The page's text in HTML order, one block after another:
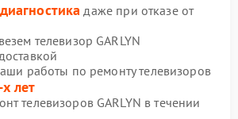
даже при отказе от
телевизор GARLYN
работы по ремонту телевизоров
лет
телевизоров GARLYN в течении